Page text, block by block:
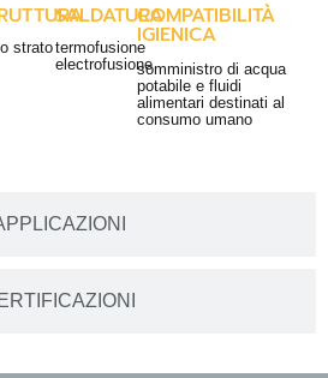
strato
SALDATURA
termofusione
electrofusione
COMPATIBILITÀ
IGIENICA
somministro di acqua
potabile e fluidi
alimentari destinati al
consumo umano